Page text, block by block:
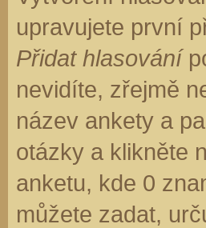
upravujete první
Přidat hlasování
nevidíte, zřejmě
název ankety a
otázky a klikněte
anketu, kde 0
můžete zadat,